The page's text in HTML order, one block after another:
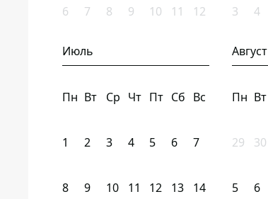
6 7 8 9 10 11 12 3 4
Июль
Пн Вт Ср Чт Пт Сб Вс
1 2 3 4 5 6 7
8 9 10 11 12 13 14
Август
Пн Вт
29 30
5 6